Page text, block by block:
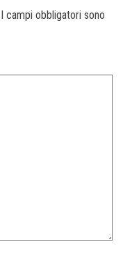
I campi obbligatori sono